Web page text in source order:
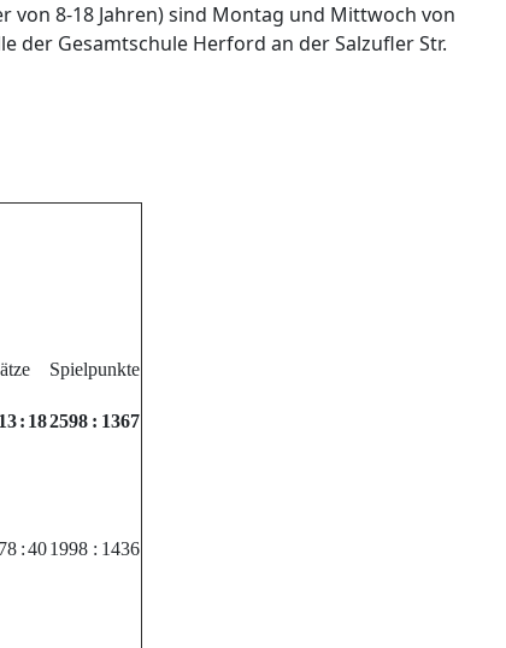
von 8-18 Jahren) sind Montag und Mittwoch von
der Gesamtschule Herford an der Salzufler Str.
Spielpunkte
: 182598 : 1367
78 :401998 : 1436